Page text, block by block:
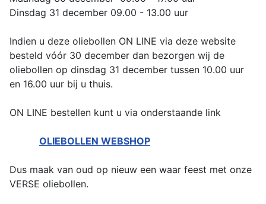
Dinsdag 31 december 09.00 - 13.00 uur
Indien u deze oliebollen ON LINE via deze website
besteld vóór 30 december dan bezorgen wij de
oliebollen op dinsdag 31 december tussen 10.00 uur
en 16.00 uur bij u thuis.
ON LINE bestellen kunt u via onderstaande link
OLIEBOLLEN WEBSHOP
Dus maak van oud op nieuw een waar feest met onze
VERSE oliebollen.